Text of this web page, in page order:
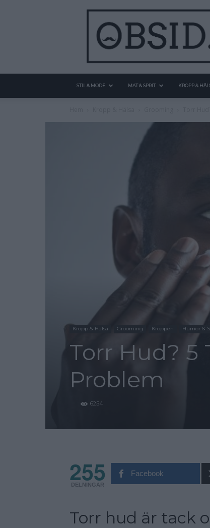
STIL & MODE MAT & SPRIT KROPP &
Kropp & Hälsa Grooming Kroppen Humor &
Torr Hud? 5
Problem
6254
255
DELNINGAR
Facebook
Torr hud är tack